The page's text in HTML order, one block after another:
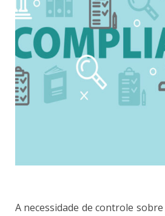
A necessidade de controle